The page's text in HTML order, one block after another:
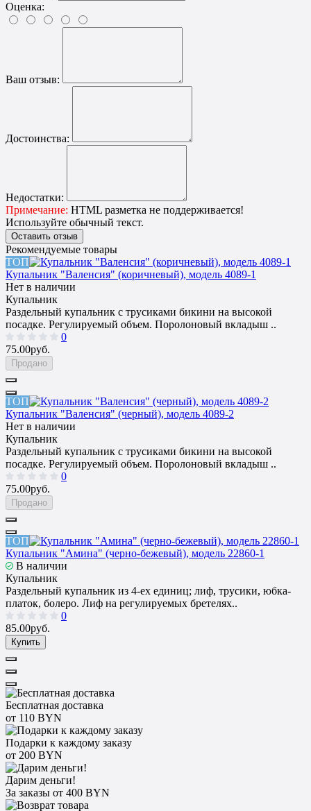
Оценка:
Ваш отзыв:
Достоинства:
Недостатки:
Примечание: HTML разметка не поддерживается!
Используйте обычный текст.
Оставить отзыв
Рекомендуемые товары
ТОП
Купальник "Валенсия" (коричневый), модель 4089-1
Нет в наличии
Купальник
Раздельный купальник с трусиками бикини на высокой
посадке. Регулируемый объем. Поролоновый вкладыш ..
0
75.00руб.
Продано
ТОП
Купальник "Валенсия" (черный), модель 4089-2
Нет в наличии
Купальник
Раздельный купальник с трусиками бикини на высокой
посадке. Регулируемый объем. Поролоновый вкладыш ..
0
75.00руб.
Продано
ТОП
Купальник "Амина" (черно-бежевый), модель 22860-1
В наличии
Купальник
Раздельный купальник из 4-ех единиц; лиф, трусики, юбка-
платок, болеро. Лиф на регулируемых бретелях..
0
85.00руб.
Купить
Бесплатная доставка
от 110 BYN
Подарки к каждому заказу
от 200 BYN
Дарим деньги!
За заказы от 400 BYN